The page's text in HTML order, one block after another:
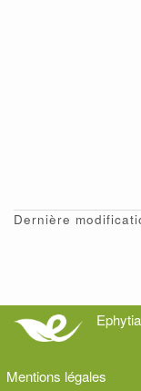
Dernière
Mentions légales